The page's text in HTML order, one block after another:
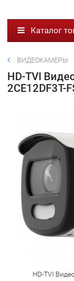
Каталог
ВИДЕОКАМЕРЫ
HD-TVI
2CE12DF3T-
HD-TVI